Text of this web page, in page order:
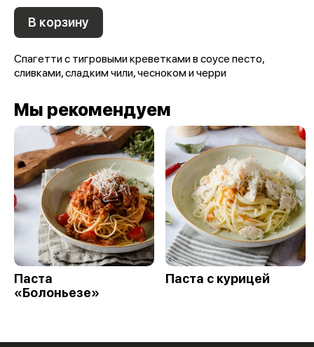
В корзину
Спагетти с тигровыми креветками в соусе песто,
сливками, сладким чили, чесноком и черри
Мы рекомендуем
Паста
«Болоньезе»
Паста с курицей